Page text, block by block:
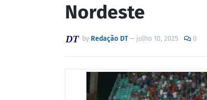
Nordeste
by Redação DT— julho 10, 2025 0